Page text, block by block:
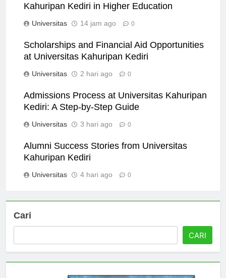
Kahuripan Kediri in Higher Education
Universitas 14 jam ago 0
Scholarships and Financial Aid Opportunities
at Universitas Kahuripan Kediri
Universitas 2 hari ago 0
Admissions Process at Universitas Kahuripan
Kediri: A Step-by-Step Guide
Universitas 3 hari ago 0
Alumni Success Stories from Universitas
Kahuripan Kediri
Universitas 4 hari ago 0
Cari
CARI